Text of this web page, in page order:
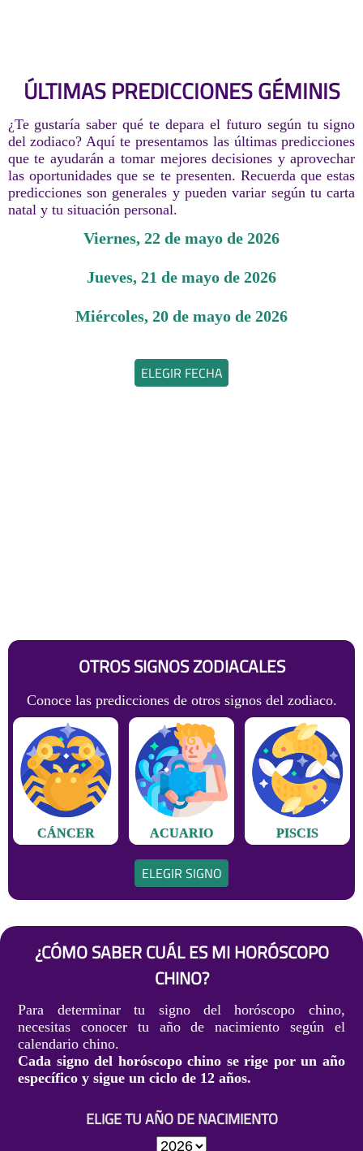
ÚLTIMAS PREDICCIONES GÉMINIS
¿Te gustaría saber qué te depara el futuro según tu signo
del zodiaco? Aquí te presentamos las últimas predicciones
que te ayudarán a tomar mejores decisiones y aprovechar
las oportunidades que se te presenten. Recuerda que estas
predicciones son generales y pueden variar según tu carta
natal y tu situación personal.
viernes, 22 de mayo de 2026
jueves, 21 de mayo de 2026
miércoles, 20 de mayo de 2026
ELEGIR FECHA
OTROS SIGNOS ZODIACALES
Conoce las predicciones de otros signos del zodiaco.
CÁNCER ACUARIO PISCIS
ELEGIR SIGNO
¿CÓMO SABER CUÁL ES MI HORÓSCOPO
CHINO?
Para determinar tu signo del horóscopo chino,
necesitas conocer tu año de nacimiento según el
calendario chino.
Cada signo del horóscopo chino se rige por un año
específico y sigue un ciclo de 12 años.
ELIGE TU AÑO DE NACIMIENTO